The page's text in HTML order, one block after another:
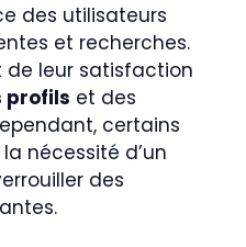
des utilisateurs
et recherches.
leur satisfaction
profils et des
certains
nécessité d’un
des